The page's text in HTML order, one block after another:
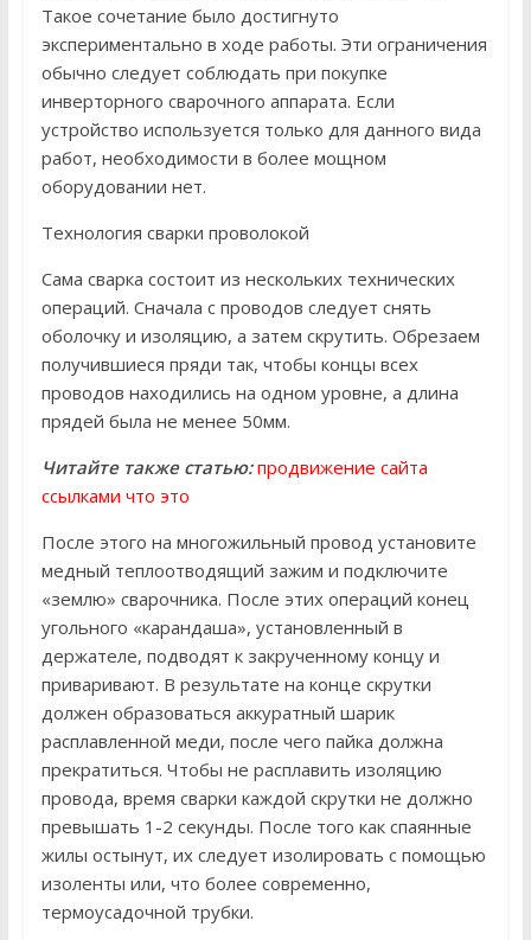
Такое сочетание было достигнуто
экспериментально в ходе работы. Эти ограничения
обычно следует соблюдать при покупке
инверторного сварочного аппарата. Если
устройство используется только для данного вида
работ, необходимости в более мощном
оборудовании нет.
Технология сварки проволокой
Сама сварка состоит из нескольких технических
операций. Сначала с проводов следует снять
оболочку и изоляцию, а затем скрутить. Обрезаем
получившиеся пряди так, чтобы концы всех
проводов находились на одном уровне, а длина
прядей была не менее 50мм.
Читайте также статью: продвижение сайта
ссылками что это
После этого на многожильный провод установите
медный теплоотводящий зажим и подключите
«землю» сварочника. После этих операций конец
угольного «карандаша», установленный в
держателе, подводят к закрученному концу и
приваривают. В результате на конце скрутки
должен образоваться аккуратный шарик
расплавленной меди, после чего пайка должна
прекратиться. Чтобы не расплавить изоляцию
провода, время сварки каждой скрутки не должно
превышать 1-2 секунды. После того как спаянные
жилы остынут, их следует изолировать с помощью
изоленты или, что более современно,
термоусадочной трубки.